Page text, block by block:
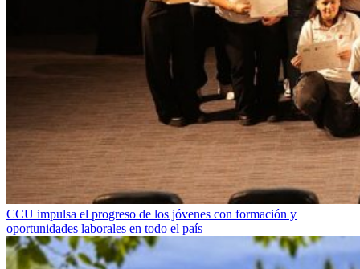
CCU impulsa el progreso de los jóvenes con formación y
oportunidades laborales en todo el país